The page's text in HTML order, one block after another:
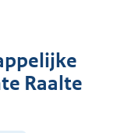
Raalte